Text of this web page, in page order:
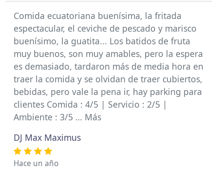
Comida ecuatoriana buenísima, la fritada
espectacular, el ceviche de pescado y marisco
buenísimo, la guatita... Los batidos de fruta
muy buenos, son muy amables, pero la espera
es demasiado, tardaron más de media hora en
traer la comida y se olvidan de traer cubiertos,
bebidas, pero vale la pena ir, hay parking para
clientes Comida : 4/5 | Servicio : 2/5 |
Ambiente : 3/5 … Más
DJ Max Maximus
Hace un año